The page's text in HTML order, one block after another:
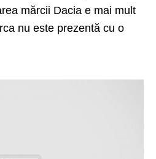
mărcii Dacia e mai mult
nu este prezentă cu o